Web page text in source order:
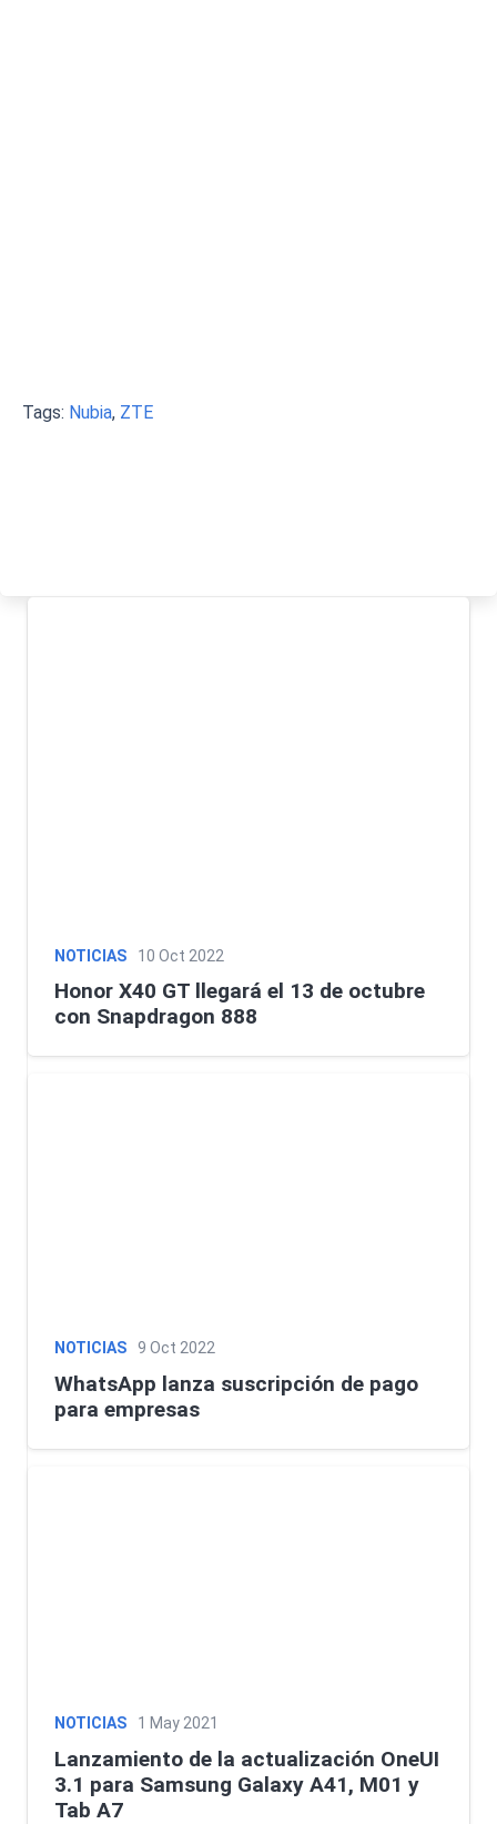
Tags: Nubia, ZTE
NOTICIAS 10 Oct 2022
Honor X40 GT llegará el 13 de octubre
con Snapdragon 888
NOTICIAS 9 Oct 2022
WhatsApp lanza suscripción de pago
para empresas
NOTICIAS 1 May 2021
Lanzamiento de la actualización OneUI
3.1 para Samsung Galaxy A41, M01 y
Tab A7